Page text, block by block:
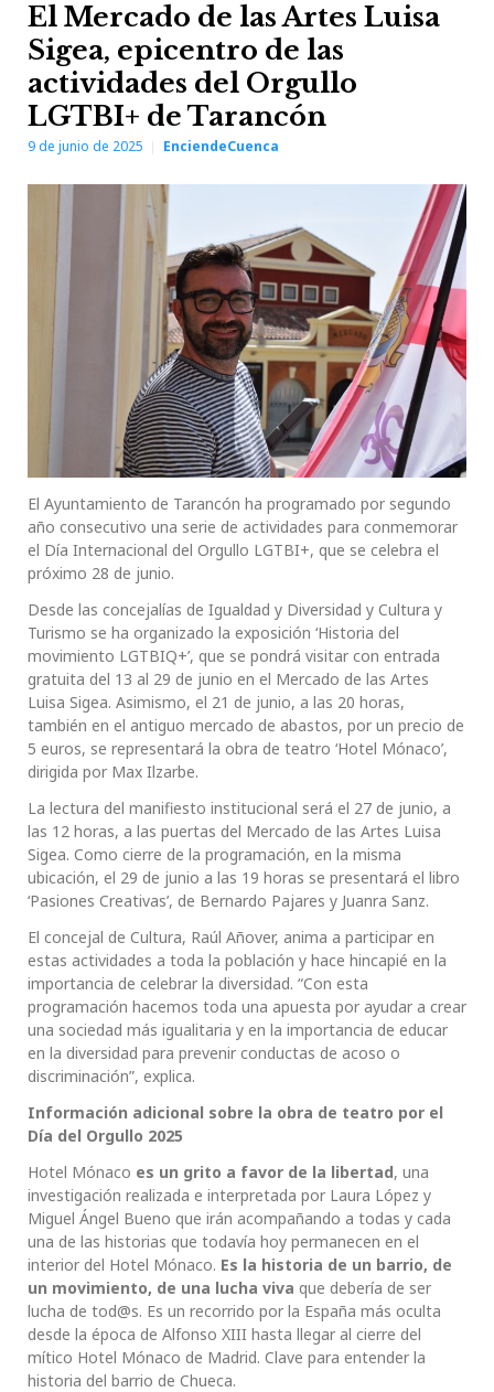
El Mercado de las Artes Luisa
Sigea, epicentro de las
actividades del Orgullo
LGTBI+ de Tarancón
9 de junio de 2025 EnciendeCuenca
El Ayuntamiento de Tarancón ha programado por segundo
año consecutivo una serie de actividades para conmemorar
el Día Internacional del Orgullo LGTBI+, que se celebra el
próximo 28 de junio.
Desde las concejalías de Igualdad y Diversidad y Cultura y
Turismo se ha organizado la exposición ‘Historia del
movimiento LGTBIQ+’, que se pondrá visitar con entrada
gratuita del 13 al 29 de junio en el Mercado de las Artes
Luisa Sigea. Asimismo, el 21 de junio, a las 20 horas,
también en el antiguo mercado de abastos, por un precio de
5 euros, se representará la obra de teatro ‘Hotel Mónaco’,
dirigida por Max Ilzarbe.
La lectura del manifiesto institucional será el 27 de junio, a
las 12 horas, a las puertas del Mercado de las Artes Luisa
Sigea. Como cierre de la programación, en la misma
ubicación, el 29 de junio a las 19 horas se presentará el libro
‘Pasiones Creativas’, de Bernardo Pajares y Juanra Sanz.
El concejal de Cultura, Raúl Añover, anima a participar en
estas actividades a toda la población y hace hincapié en la
importancia de celebrar la diversidad. “Con esta
programación hacemos toda una apuesta por ayudar a crear
una sociedad más igualitaria y en la importancia de educar
en la diversidad para prevenir conductas de acoso o
discriminación”, explica.
Información adicional sobre la obra de teatro por el
Día del Orgullo 2025
Hotel Mónaco es un grito a favor de la libertad, una
investigación realizada e interpretada por Laura López y
Miguel Ángel Bueno que irán acompañando a todas y cada
una de las historias que todavía hoy permanecen en el
interior del Hotel Mónaco. Es la historia de un barrio, de
un movimiento, de una lucha viva que debería de ser
lucha de tod@s. Es un recorrido por la España más oculta
desde la época de Alfonso XIII hasta llegar al cierre del
mítico Hotel Mónaco de Madrid. Clave para entender la
historia del barrio de Chueca.